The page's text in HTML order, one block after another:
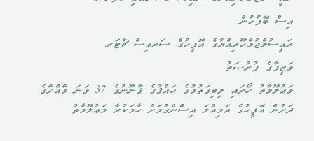
އިސް ބޭފުޅުން
ރައީސުލްޖުމްހޫރިއްޔާގެ އޮފީހުގެ ސަރވިސް ޗާޓަރ
ވަޒީފާގެ ފުރުޞަތު
މަޢުލޫމާތު ހޯދައި ލިބިގަތުމުގެ ޙައްޤުގެ ޤާނޫނުގެ 37 ވަނަ މާއްދާގެ
ދަށުން އޮފީހުގެ އަމިއްލަ އިސްނެގުމަށް ހާމަކުރާ މަޢުލޫމާތު